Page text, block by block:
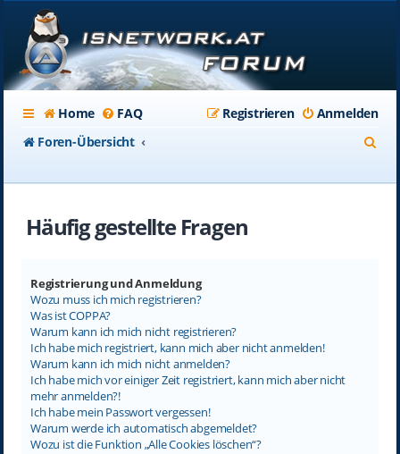
Home FAQ Anmelden
Registrieren
Foren-Übersicht
Häufig gestellte Fragen
Registrierung und Anmeldung
Wozu muss ich mich registrieren?
Was ist COPPA?
Warum kann ich mich nicht registrieren?
Ich habe mich registriert, kann mich aber nicht anmelden!
Warum kann ich mich nicht anmelden?
Ich habe mich vor einiger Zeit registriert, kann mich aber nicht
mehr anmelden?!
Ich habe mein Passwort vergessen!
Warum werde ich automatisch abgemeldet?
Wozu ist die Funktion „Alle Cookies löschen“?